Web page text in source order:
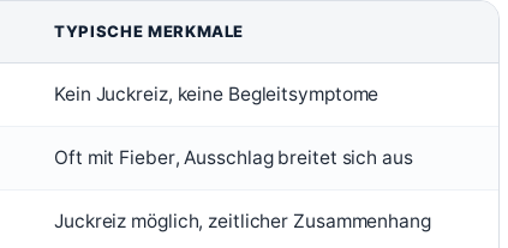
TYPISCHE MERKMALE
Kein Juckreiz, keine Begleitsymptome
Oft mit Fieber, Ausschlag breitet sich aus
Juckreiz möglich, zeitlicher Zusammenhang